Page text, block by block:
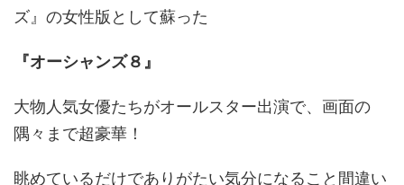
ズ』の女性版として蘇った
『オーシャンズ８』
大物人気女優たちがオールスター出演で、画面の
隅々まで超豪華！
眺めているだけでありがたい気分になること間違い